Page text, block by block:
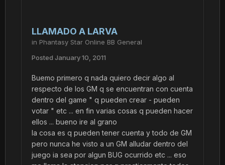
LLAMADO A LARVA
in Phantasy Star Online BB General
Posted January 10, 2011
Buemo primero q nada quiero decir algo al
respecto de los GM q se encuentran con cuenta
dentro del game " q pueden crear - pueden
votar " etc ... en fin varias cosas q pueden hacer
ellos ... bueno ire al grano
la cosa es q pueden tener cuenta y todo de GM
pero nunca he visto a un GM alludar dentro del
juego ia sea por algun BUG ocurrido etc ... eso